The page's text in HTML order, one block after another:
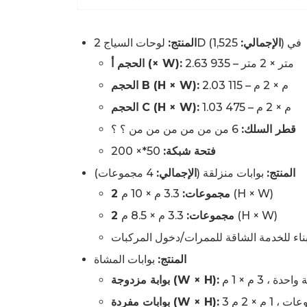
المنتج:لوحات السياج 2D ( الإجمالي: 1,525) في
الحجم أ (× W):
2.63 متر × 2 متر – 935
الحجم B (H × W):
2.03 م × 2 م – 115
الحجم C (H × W):
1.03 م × 2 م – 475
قطر السلك:
فتحة شبكة:
المنتج: بوابات منزلقة (الإجمالي:
2 مجموعات: 3.3 م × 10 م (H × W)
2 مجموعات: 3.3 م × 8.5 م (H × W)
بناء للخدمة الشاقة للممرات/دخول المركبات
المنتج: بوابات المشاة
بوابة مزدوجة (W × H):
، 3 م × 1 م
بوابات مفردة (W × H):
، 1 م × 2 م